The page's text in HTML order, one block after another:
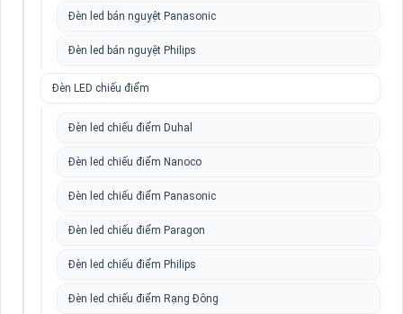
Đèn led bán nguyệt Panasonic
Đèn led bán nguyệt Philips
Đèn LED chiếu điểm
Đèn led chiếu điểm Duhal
Đèn led chiếu điểm Nanoco
Đèn led chiếu điểm Panasonic
Đèn led chiếu điểm Paragon
Đèn led chiếu điểm Philips
Đèn led chiếu điểm Rạng Đông